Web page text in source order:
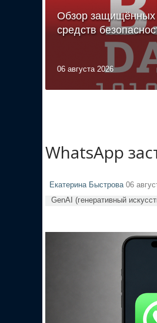
Обзор
средств
06 августа 2026
WhatsApp
Екатерина Быстрова 06
GenAI (генеративный